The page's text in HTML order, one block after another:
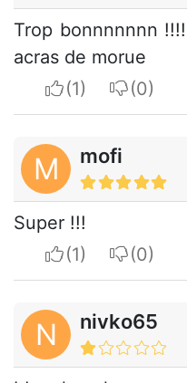
Trop bonnnnnnn
acras de morue
I apreciate
I do
M mofi
Super !!!
I apreciate
I do
N nivko65